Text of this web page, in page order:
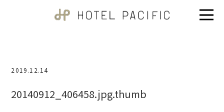
2019.12.14
20140912_406458.jpg.thumb